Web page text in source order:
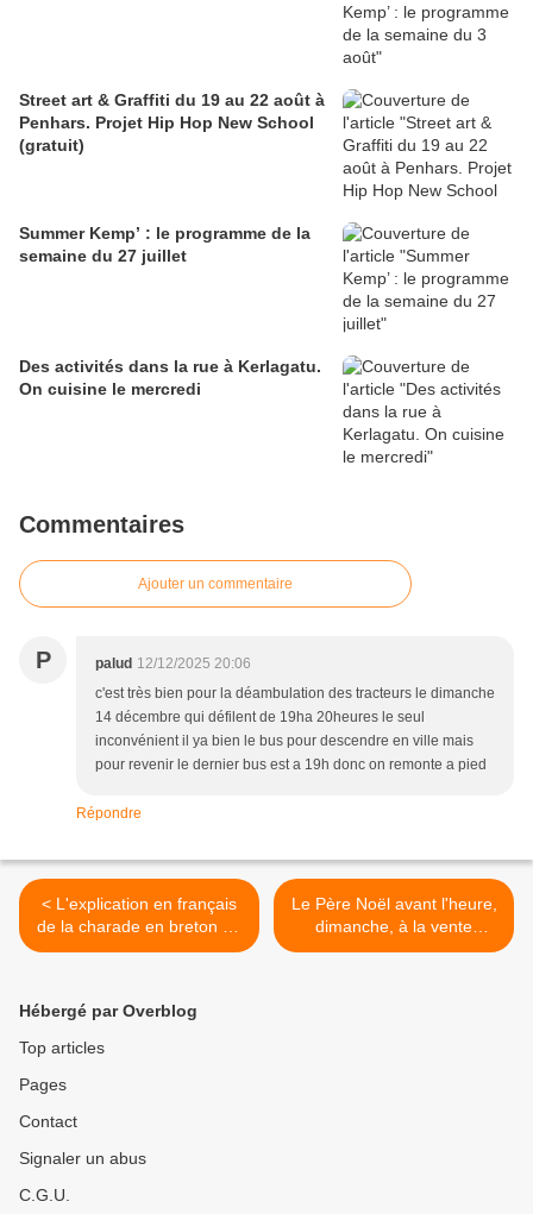
Street art & Graffiti du 19 au 22 août à
Penhars. Projet Hip Hop New School
(gratuit)
Summer Kemp’ : le programme de la
semaine du 27 juillet
Des activités dans la rue à Kerlagatu.
On cuisine le mercredi
Commentaires
Ajouter un commentaire
P palud 12/12/2025 20:06
c'est très bien pour la déambulation des tracteurs le dimanche
14 décembre qui défilent de 19ha 20heures le seul
inconvénient il ya bien le bus pour descendre en ville mais
pour revenir le dernier bus est a 19h donc on remonte a pied
Répondre
< L'explication en français
de la charade en breton de
dimanche
Le Père Noël avant l'heure,
dimanche, à la vente
solidaire de l'AFQC à
Hébergé par Overblog
Top articles
Pages
Contact
Signaler un abus
C.G.U.